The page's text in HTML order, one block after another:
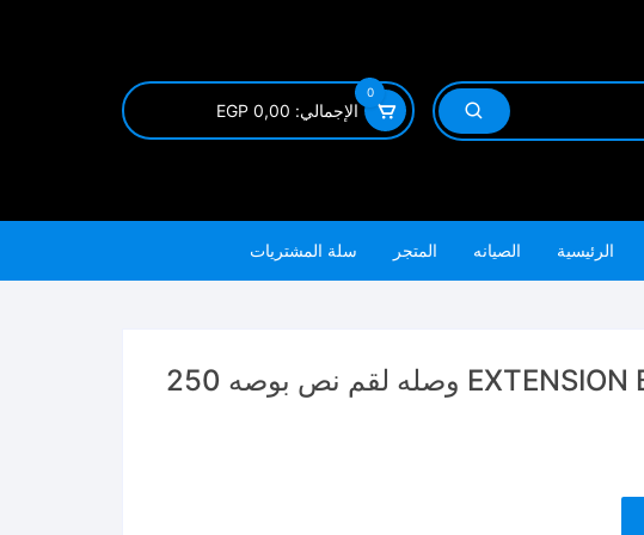
0
الإجمالي: 0,00
EGP
الرئيسية الصيانه المتجر سلة المشتريات
EXTENSION BAR 1/2 THEB12101 وصله لقم نص بوصه 250